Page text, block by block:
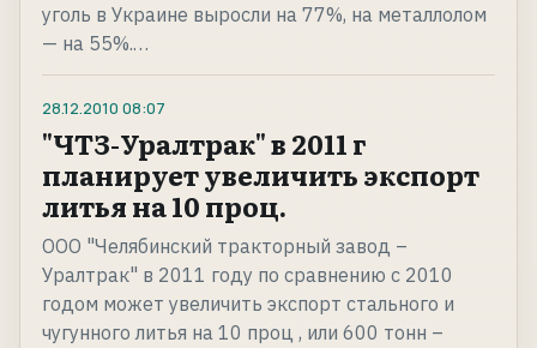
уголь в Украине выросли на 77%, на металлолом
— на 55%.…
28.12.2010 08:07
"ЧТЗ-Уралтрак" в 2011 г
планирует увеличить экспорт
литья на 10 проц.
ООО "Челябинский тракторный завод –
Уралтрак" в 2011 году по сравнению с 2010
годом может увеличить экспорт стального и
чугунного литья на 10 проц , или 600 тонн –